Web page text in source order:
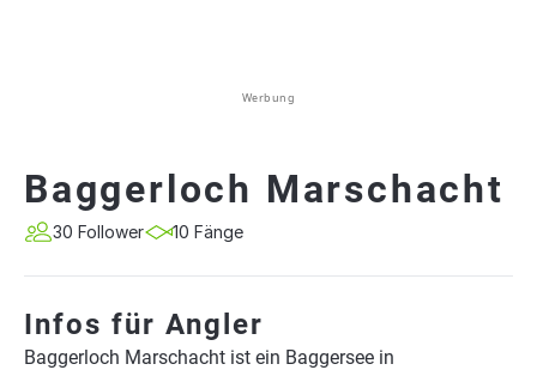
Werbung
Baggerloch Marschacht
30 Follower 10 Fänge
Infos für Angler
Baggerloch Marschacht ist ein Baggersee in